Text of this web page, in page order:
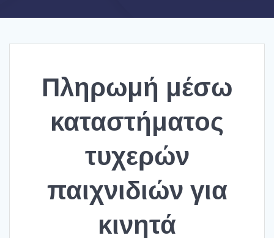
Πληρωμή μέσω
καταστήματος
τυχερών
παιχνιδιών για
κινητά